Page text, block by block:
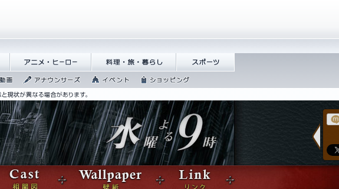
アニメ・ヒーロ
ー
料理・旅・暮らし スポーツ
アナウンサー
ズ
イベント
グ